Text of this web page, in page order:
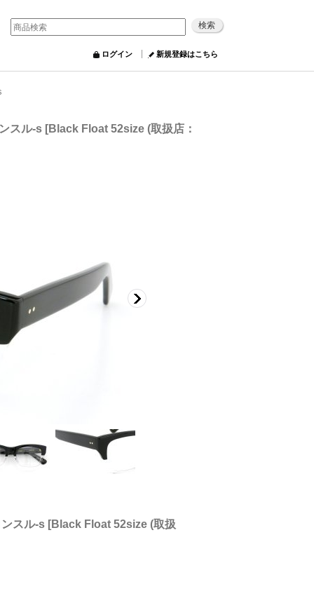
ログイン 新規登録はこちら
スル-s [Black Float 52size (取扱店：
スル-s [Black Float 52size (取扱